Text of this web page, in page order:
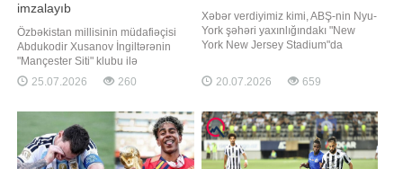
imzalayıb
Özbəkistan millisinin müdafiəçisi
Abdukodir Xusanov İngiltərənin
"Mançester Siti" klubu ilə
müqaviləsinin müddətini uzadıb.
"Report" xəbər verir ki, bu barədə
məlumat yayıb. Bildirilib ki, 22 yaşlı
futbolçu ilə imzalanan yeni
sözləşmə 2031-c
25.07.2026 260
Xəbər verdiyimiz kimi, ABŞ-nin Nyu-
York şəhəri yaxınlığındakı "New
York New Jersey Stadium"da
İspaniya Argentina üzərində 1:0
hesablı qələbə qazanaraq tarixində
edib. Axşam.az-ın məlumatına görə,
final gecəsinin ən çox danışıla
20.07.2026 659